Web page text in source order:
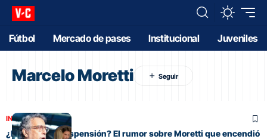
Fútbol Mercado de pases Institucional Juveniles
Marcelo Moretti
INSTITUCIONAL
¿Expulsión o suspensión? El rumor sobre Moretti que encendió